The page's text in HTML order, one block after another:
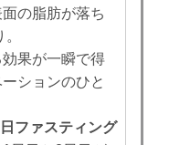
の脂肪が落ち
果が一瞬で得
ションのひと
ファスティング